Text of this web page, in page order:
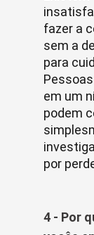
fazer a
sem a
para
em um
podem
por
4 - Por